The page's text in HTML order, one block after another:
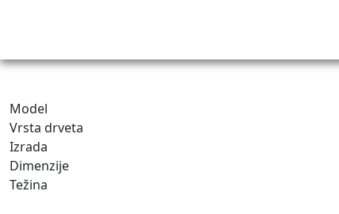
Model
Vrsta drveta
Izrada
Dimenzije
Težina